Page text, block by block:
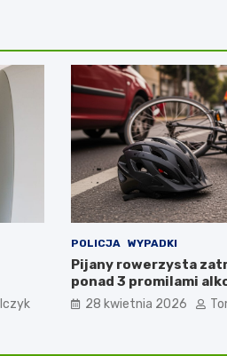
POLICJA WYPADKI
Pijany rowerzysta
ponad 3 promilami
28 kwietnia 2026